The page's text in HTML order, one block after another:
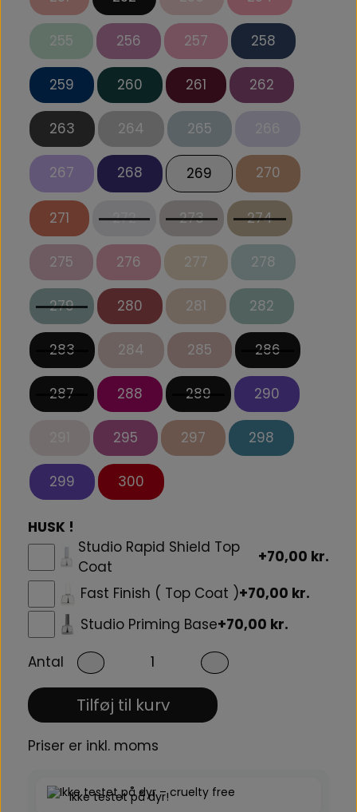
255 256 257 258
259 260 261 262
263 264 265
267 268 269 270
271 272 273 274
275 276 277 278
279 280 281 282
283 284 285 286
287 288 289 290
295 297 298
299 300
HUSK !
Studio Rapid Shield Top
Coat
+70,00 kr.
Fast Finish ( Top Coat )+70,00 kr.
Studio Priming Base+70,00 kr.
Antal
Tilføj til kurv
Priser er inkl. moms
Ikke testet på dyr!